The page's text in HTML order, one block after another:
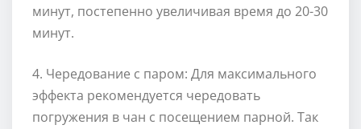
минут, постепенно увеличивая время до 20-30
минут.
4. Чередование с паром: Для максимального
эффекта рекомендуется чередовать
погружения в чан с посещением парной. Так